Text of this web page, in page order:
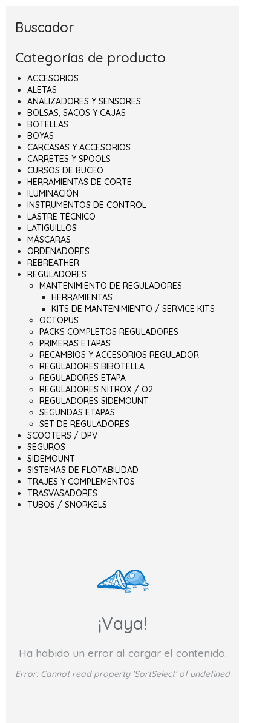
Buscador
Categorías de producto
ACCESORIOS
ALETAS
ANALIZADORES Y SENSORES
BOLSAS, SACOS Y CAJAS
BOTELLAS
BOYAS
CARCASAS Y ACCESORIOS
CARRETES Y SPOOLS
CURSOS DE BUCEO
HERRAMIENTAS DE CORTE
ILUMINACIÓN
INSTRUMENTOS DE CONTROL
LASTRE TÉCNICO
LATIGUILLOS
MÁSCARAS
ORDENADORES
REBREATHER
REGULADORES
MANTENIMIENTO DE REGULADORES
HERRAMIENTAS
KITS DE MANTENIMIENTO / SERVICE KITS
OCTOPUS
PACKS COMPLETOS REGULADORES
PRIMERAS ETAPAS
RECAMBIOS Y ACCESORIOS REGULADOR
REGULADORES BIBOTELLA
REGULADORES ETAPA
REGULADORES NITROX / O2
REGULADORES SIDEMOUNT
SEGUNDAS ETAPAS
SET DE REGULADORES
SCOOTERS / DPV
SEGUROS
SIDEMOUNT
SISTEMAS DE FLOTABILIDAD
TRAJES Y COMPLEMENTOS
TRASVASADORES
TUBOS / SNORKELS
¡Vaya!
Ha habido un error al cargar el contenido.
Error: Cannot read property 'SortSelect' of undefined